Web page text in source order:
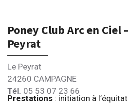
Poney Club Arc en Ciel
Peyrat
Le Peyrat
24260 CAMPAGNE
Tél. 05 53 07 23 66
Prestations : initiation à